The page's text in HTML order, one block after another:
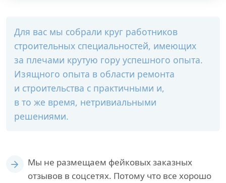
Для вас мы собрали круг работников
строительных специальностей, имеющих
за плечами крутую гору успешного опыта.
Изящного опыта в области ремонта
и строительства с практичными и,
в то же время, нетривиальными
решениями.
Мы не размещаем фейковых заказных
отзывов в соцсетях. Потому что все хорошо